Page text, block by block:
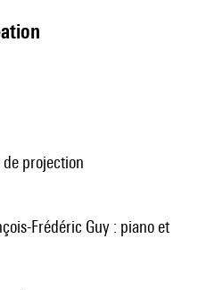
de projection